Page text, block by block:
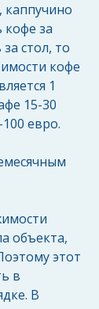
каппучино
кофе за
стол, то
кофе
1
15-30
евро.
объекта,
этот
в
В